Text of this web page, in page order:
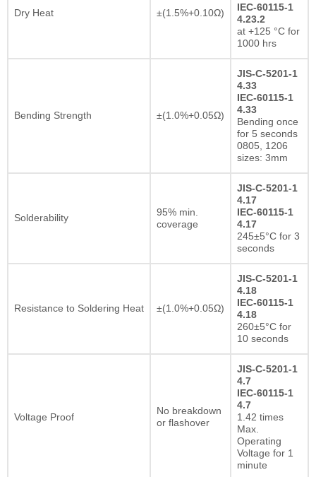
Dry Heat ±(1.5%+0.10Ω)
IEC-60115-1
4.23.2
at +125 °C for
1000 hrs
Bending Strength ±(1.0%+0.05Ω)
JIS-C-5201-1
4.33
IEC-60115-1
4.33
Bending once
for 5 seconds
0805, 1206
sizes: 3mm
Solderability
95% min.
coverage
JIS-C-5201-1
4.17
IEC-60115-1
4.17
245±5°C for 3
seconds
Resistance to Soldering Heat ±(1.0%+0.05Ω)
JIS-C-5201-1
4.18
IEC-60115-1
4.18
260±5°C for
10 seconds
Voltage Proof
No breakdown
or flashover
JIS-C-5201-1
4.7
IEC-60115-1
4.7
1.42 times
Max.
Operating
Voltage for 1
minute